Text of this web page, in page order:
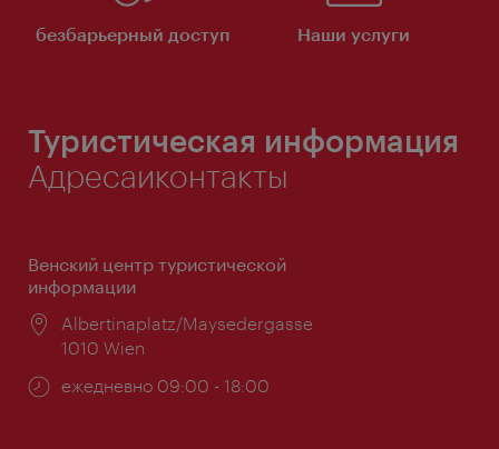
безбарьерный доступ Наши услуги
Туристическая информация
Адресаиконтакты
Венский центр туристической
информации
Расположение:
Albertinaplatz/Maysedergasse
1010 Wien
Часы
ежедневно 09:00 - 18:00